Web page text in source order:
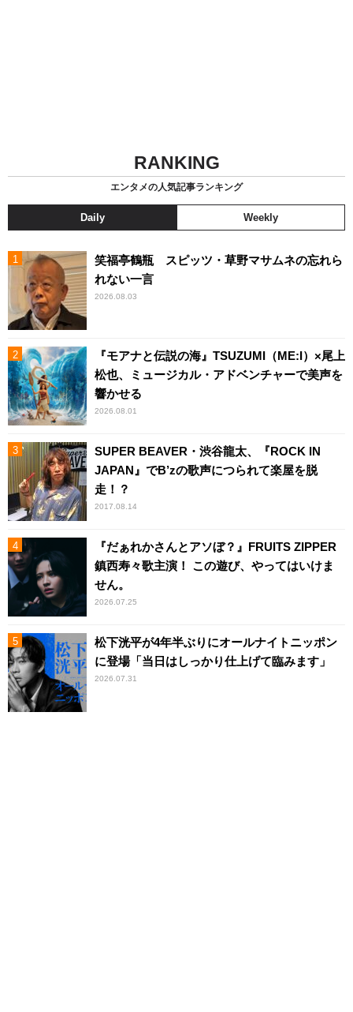
RANKING
エンタメの人気記事ランキング
Daily Weekly
笑福亭鶴瓶 スピッツ・草野マサムネの忘れら
れない一言
2026.08.03
『モアナと伝説の海』TSUZUMI（ME:I）×尾上
松也、ミュージカル・アドベンチャーで美声を
響かせる
2026.08.01
SUPER BEAVER・渋谷龍太、『ROCK IN
JAPAN』でB’zの歌声につられて楽屋を脱
走！？
2017.08.14
『だぁれかさんとアソぼ？』FRUITS ZIPPER
鎮西寿々歌主演！ この遊び、やってはいけま
せん。
2026.07.25
松下洸平が4年半ぶりにオールナイトニッポン
に登場「当日はしっかり仕上げて臨みます」
2026.07.31